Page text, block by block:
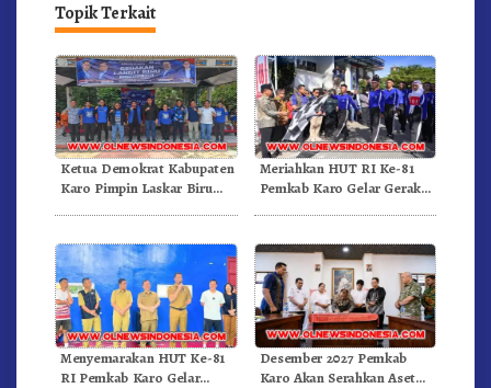
Topik Terkait
Ketua Demokrat Kabupaten
Karo Pimpin Laskar Biru
Meriahkan HUT RI Ke-81
Pemkab Karo Gelar Gerak
Menyemarakan HUT Ke-81
RI Pemkab Karo Gelar
Desember 2027 Pemkab
Karo Akan Serahkan Aset